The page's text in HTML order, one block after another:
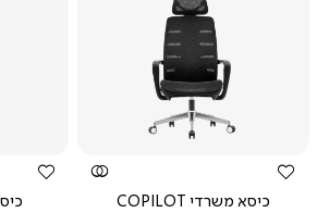
צפייה
מהירה
כיסא משרדי COPILOT